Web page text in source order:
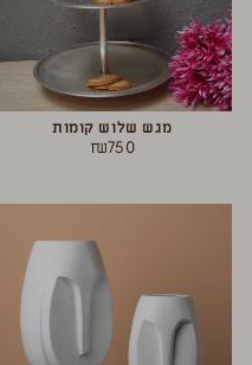
מגש שלוש קומות
₪750